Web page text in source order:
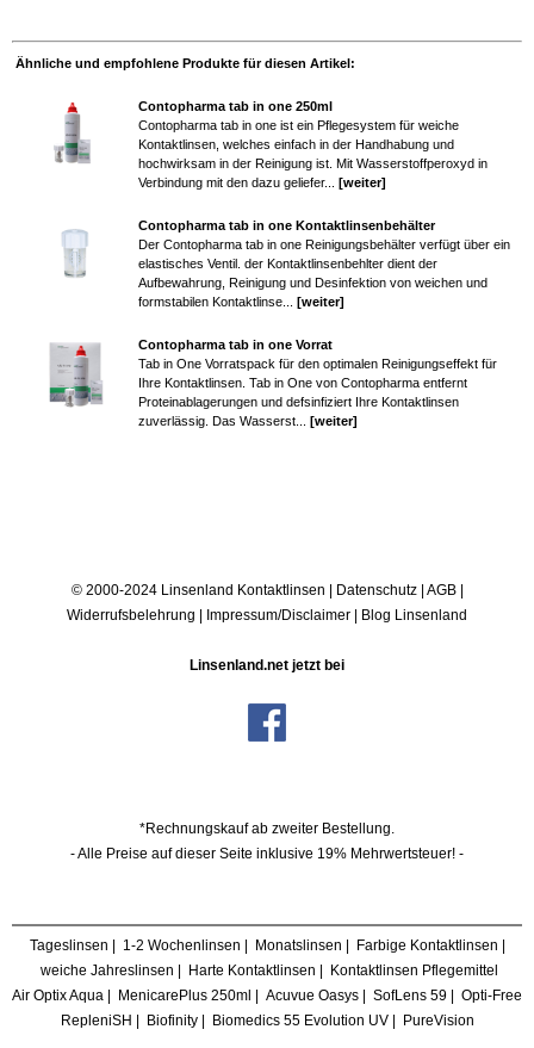
Ähnliche und empfohlene Produkte für diesen Artikel:
Contopharma tab in one 250ml
Contopharma tab in one ist ein Pflegesystem für weiche
Kontaktlinsen, welches einfach in der Handhabung und
hochwirksam in der Reinigung ist. Mit Wasserstoffperoxyd in
Verbindung mit den dazu geliefer... [weiter]
Contopharma tab in one Kontaktlinsenbehälter
Der Contopharma tab in one Reinigungsbehälter verfügt über ein
elastisches Ventil. der Kontaktlinsenbehlter dient der
Aufbewahrung, Reinigung und Desinfektion von weichen und
formstabilen Kontaktlinse... [weiter]
Contopharma tab in one Vorrat
Tab in One Vorratspack für den optimalen Reinigungseffekt für
Ihre Kontaktlinsen. Tab in One von Contopharma entfernt
Proteinablagerungen und defsinfiziert Ihre Kontaktlinsen
zuverlässig. Das Wasserst... [weiter]
© 2000-2024 Linsenland Kontaktlinsen | Datenschutz| AGB|
Widerrufsbelehrung | Impressum/Disclaimer | Blog Linsenland
Linsenland.net jetzt bei
*Rechnungskauf ab zweiter Bestellung.
- Alle Preise auf dieser Seite inklusive 19% Mehrwertsteuer! -
Tageslinsen | 1-2 Wochenlinsen | Monatslinsen | Farbige Kontaktlinsen |
weiche Jahreslinsen | Harte Kontaktlinsen | Kontaktlinsen Pflegemittel
Air Optix Aqua | MenicarePlus 250ml | Acuvue Oasys | SofLens 59 | Opti-Free
RepleniSH | Biofinity| Biomedics 55 Evolution UV| PureVision